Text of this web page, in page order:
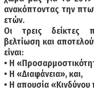
ανακόπτοντας την
ετών.
Οι τρεις δείκτες
βελτίωση και
είναι:
• Η
• Η «Διαφάνεια», και,
• Η απουσία «Κινδύνου